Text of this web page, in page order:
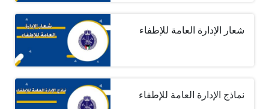
شعار الإدارة العامة للإطفاء
نماذج الإدارة العامة للإطفاء